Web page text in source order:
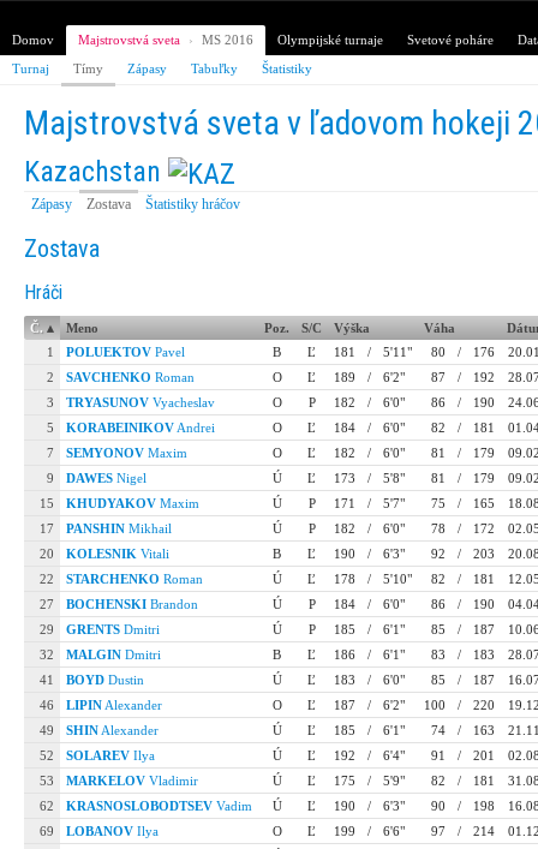
Domov Majstrovstvá sveta › MS 2016 Olympijské turnaje Svetové poháre
Turnaj
Tímy Zápasy Tabuľky Štatistiky
Majstrovstvá sveta v ľadovom hokeji
Kazachstan
Zápasy Zostava Štatistiky hráčov
Zostava
Hráči
Č. ▴ Meno Poz. S/C Výška Váha
1 POLUEKTOV Pavel B Ľ 181 / 5'11" 80 / 176
2
SAVCHENKO Roman O Ľ 189 / 6'2" 87 / 192
3
TRYASUNOV Vyacheslav O P 182 / 6'0" 86 / 190
5
KORABEINIKOV Andrei O Ľ 184 / 6'0" 82 / 181
7
SEMYONOV Maxim O Ľ 182 / 6'0" 81 / 179
9
DAWES Nigel Ú Ľ 173 / 5'8" 81 / 179
15
KHUDYAKOV Maxim Ú P 171 / 5'7" 75 / 165
17
PANSHIN Mikhail Ú P 182 / 6'0" 78 / 172
20
KOLESNIK Vitali B Ľ 190 / 6'3" 92 / 203
22
STARCHENKO Roman Ú Ľ 178 / 5'10" 82 / 181
27
BOCHENSKI Brandon Ú P 184 / 6'0" 86 / 190
29
GRENTS Dmitri Ú P 185 / 6'1" 85 / 187
32
MALGIN Dmitri B Ľ 186 / 6'1" 83 / 183
41
BOYD Dustin Ú Ľ 183 / 6'0" 85 / 187
46
LIPIN Alexander O Ľ 187 / 6'2" 100 / 220
49
SHIN Alexander Ú Ľ 185 / 6'1" 74 / 163
52
SOLAREV Ilya Ú Ľ 192 / 6'4" 91 / 201
53
MARKELOV Vladimir Ú Ľ 175 / 5'9" 82 / 181
62
KRASNOSLOBODTSEV Vadim Ú Ľ 190 / 6'3" 90 / 198
69
LOBANOV Ilya O Ľ 199 / 6'6" 97 / 214